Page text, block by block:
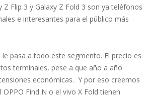
Z Flip 3 y Galaxy Z Fold 3 son ya teléfonos
e interesantes para el público más
pasa a todo este segmento. El precio es
terminales, pese a que año a año
económicas. Y por eso creemos
Find N o el vivo X Fold tienen